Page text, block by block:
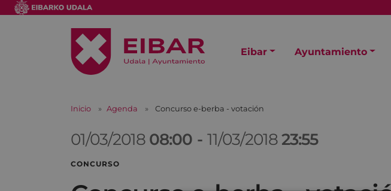
Eibar Ayuntamiento
Inicio Agenda Concurso e-berba - votación
01/03/2018 08:00 - 11/03/201823:55
CONCURSO